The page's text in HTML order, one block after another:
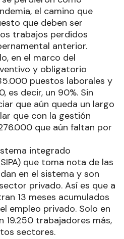
el camino que
que deben ser
trabajos perdidos
anterior.
en el marco del
y obligatorio
puestos laborales y
es decir, un 90%. Sin
que aún queda un largo
que con la gestión
que aún faltan por
integrado
que toma nota de las
en el sistema y son
privado. Así es que a
13 meses acumulados
empleo privado. Solo en
19.250 trabajadores más,
sectores.